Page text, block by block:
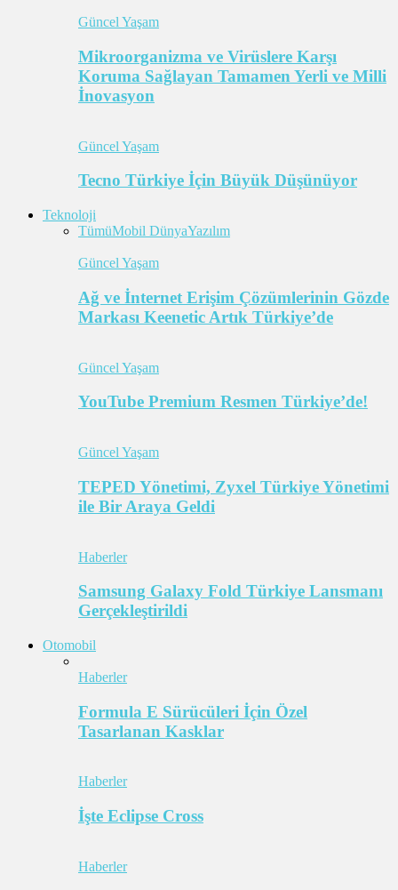
Güncel Yaşam
Mikroorganizma ve Virüslere Karşı
Koruma Sağlayan Tamamen Yerli ve Milli
İnovasyon
Güncel Yaşam
Tecno Türkiye İçin Büyük Düşünüyor
Teknoloji
TümüMobil DünyaYazılım
Güncel Yaşam
Ağ ve İnternet Erişim Çözümlerinin Gözde
Markası Keenetic Artık Türkiye’de
Güncel Yaşam
YouTube Premium Resmen Türkiye’de!
Güncel Yaşam
TEPED Yönetimi, Zyxel Türkiye Yönetimi
ile Bir Araya Geldi
Haberler
Samsung Galaxy Fold Türkiye Lansmanı
Gerçekleştirildi
Otomobil
Haberler
Formula E Sürücüleri İçin Özel
Tasarlanan Kasklar
Haberler
İşte Eclipse Cross
Haberler